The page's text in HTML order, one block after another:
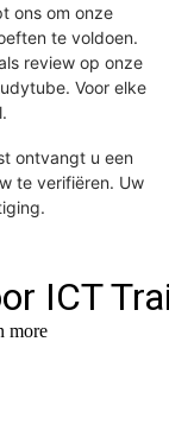
ons om onze
te voldoen.
review op onze
Voor elke
ontvangt u een
te verifiëren. Uw